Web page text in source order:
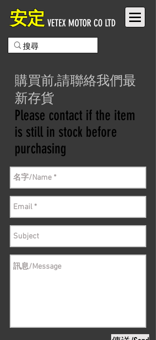
安定 VETEX MOTOR CO LTD
購買前,請聯絡我們最
新存貨
Please contact if the item
is still in stock before
purchasing